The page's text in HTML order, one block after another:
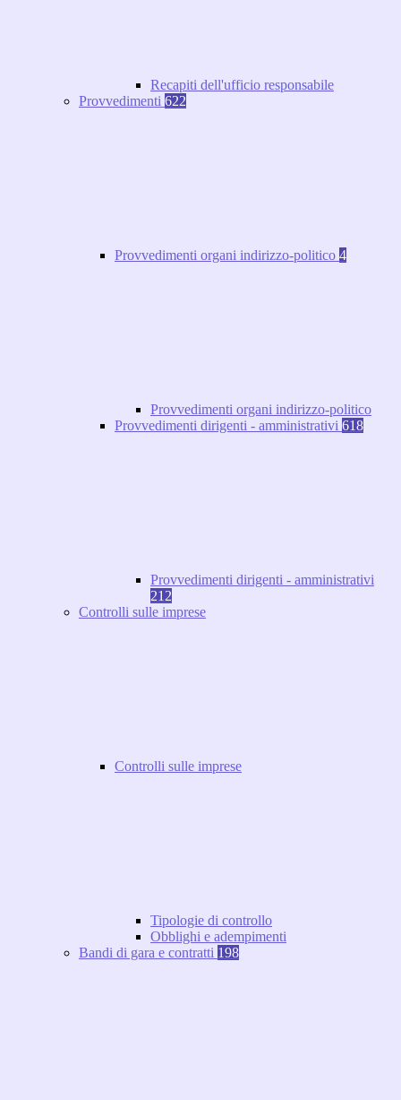
Recapiti dell'ufficio responsabile
Provvedimenti 622
Provvedimenti organi indirizzo-politico 4
Provvedimenti organi indirizzo-politico
Provvedimenti dirigenti - amministrativi 618
Provvedimenti dirigenti - amministrativi
212
Controlli sulle imprese
Controlli sulle imprese
Tipologie di controllo
Obblighi e adempimenti
Bandi di gara e contratti 198